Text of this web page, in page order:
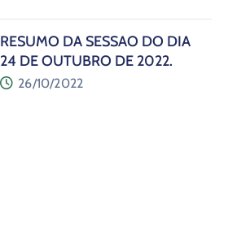
RESUMO DA SESSÃO DO DIA
24 DE OUTUBRO DE 2022.
26/10/2022